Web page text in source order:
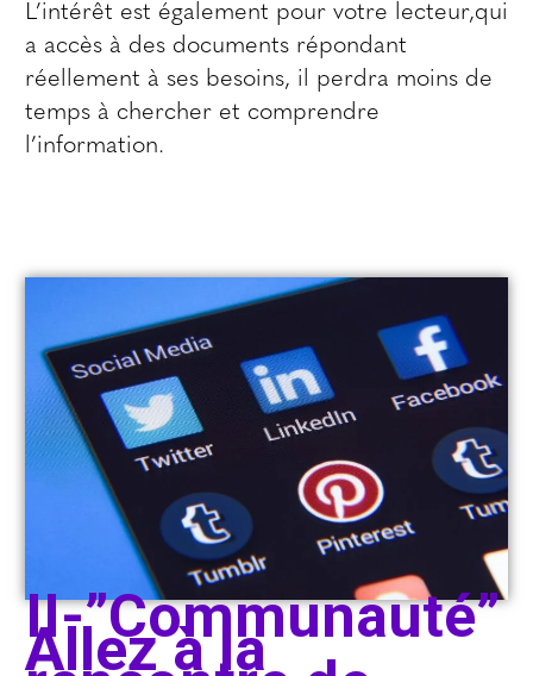
L’intérêt est également pour votre lecteur,qui
a accès à des documents répondant
réellement à ses besoins, il perdra moins de
temps à chercher et comprendre
l’information.
II-”Communauté”
Allez à la